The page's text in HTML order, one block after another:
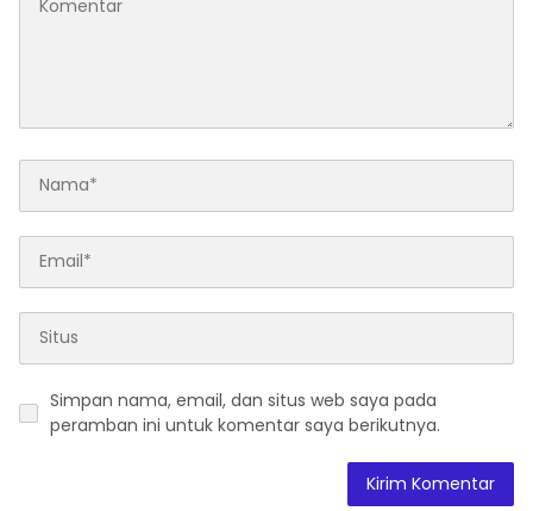
Simpan nama, email, dan situs web saya pada
peramban ini untuk komentar saya berikutnya.